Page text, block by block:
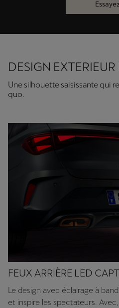
DESIGN
Une silhouette saisissante qui
quo.
FEUX ARRIÈRE LED
Le design avec éclairage à
et inspire les spectateurs.